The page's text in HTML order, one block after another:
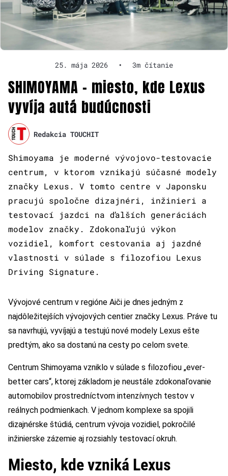
25. mája 2026 • 3m čítanie
SHIMOYAMA – miesto, kde Lexus
vyvíja autá budúcnosti
Redakcia TOUCHIT
Shimoyama je moderné vývojovo-testovacie
centrum, v ktorom vznikajú súčasné modely
značky Lexus. V tomto centre v Japonsku
pracujú spoločne dizajnéri, inžinieri a
testovací jazdci na ďalších generáciách
modelov značky. Zdokonaľujú výkon
vozidiel, komfort cestovania aj jazdné
vlastnosti v súlade s filozofiou Lexus
Driving Signature.
Vývojové centrum v regióne Aiči je dnes jedným z
najdôležitejších vývojových centier značky Lexus. Práve tu
sa navrhujú, vyvíjajú a testujú nové modely Lexus ešte
predtým, ako sa dostanú na cesty po celom svete.
Centrum Shimoyama vzniklo v súlade s filozofiou „ever-
better cars“, ktorej základom je neustále zdokonaľovanie
automobilov prostredníctvom intenzívnych testov v
reálnych podmienkach. V jednom komplexe sa spojili
dizajnérske štúdiá, centrum vývoja vozidiel, pokročilé
inžinierske zázemie aj rozsiahly testovací okruh.
Miesto, kde vzniká Lexus